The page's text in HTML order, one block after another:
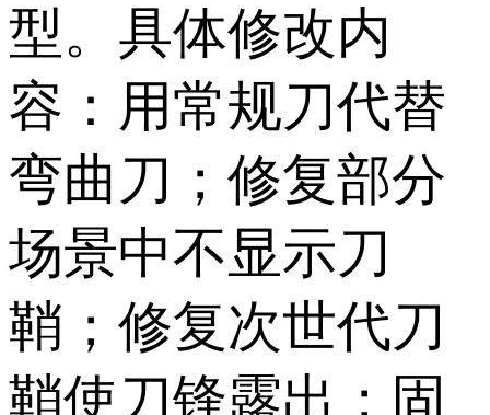
型。具体修改内
容：用常规刀代替
弯曲刀；修复部分
场景中不显示刀
鞘；修复次世代刀
鞘使刀锋露出；固